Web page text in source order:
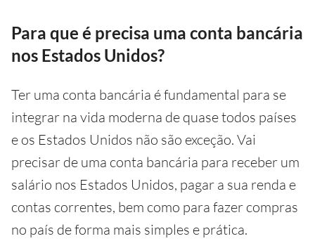
Para que é precisa uma conta bancária
nos Estados Unidos?
Ter uma conta bancária é fundamental para se
integrar na vida moderna de quase todos países
e os Estados Unidos não são exceção. Vai
precisar de uma conta bancária para receber um
salário nos Estados Unidos, pagar a sua renda e
contas correntes, bem como para fazer compras
no país de forma mais simples e prática.